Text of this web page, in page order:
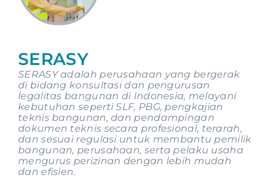
SERASY
SERASY adalah perusahaan yang bergerak
di bidang konsultasi dan pengurusan
legalitas bangunan di Indonesia, melayani
kebutuhan seperti SLF, PBG, pengkajian
teknis bangunan, dan pendampingan
dokumen teknis secara profesional, terarah,
dan sesuai regulasi untuk membantu pemilik
bangunan, perusahaan, serta pelaku usaha
mengurus perizinan dengan lebih mudah
dan efisien.